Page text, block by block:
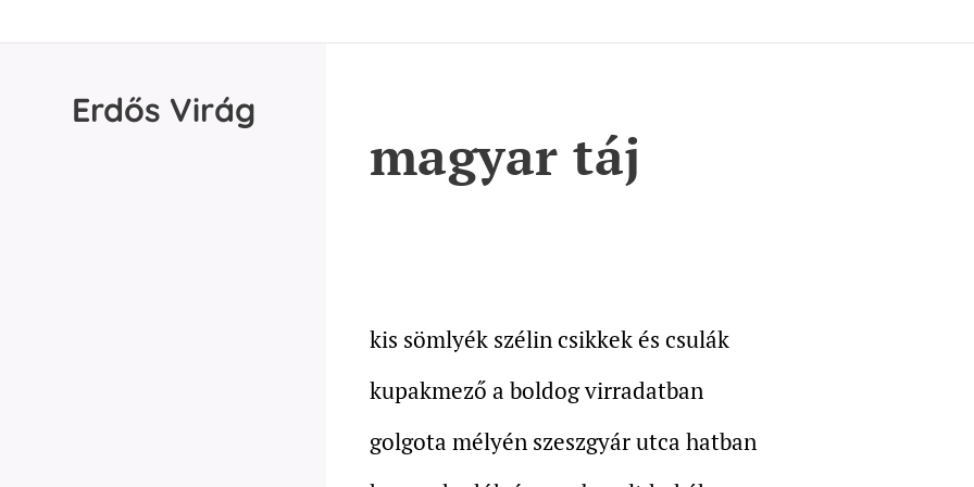
Erdős Virág
magyar táj
kis sömlyék szélin csikkek és csulák
kupakmező a boldog virradatban
golgota mélyén szeszgyár utca hatban